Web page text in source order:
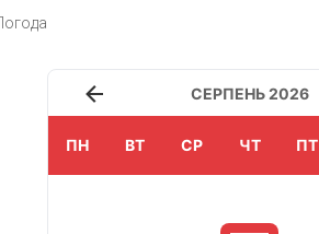
СЕРПЕНЬ 2026
ПН ВТ СР ЧТ ПТ